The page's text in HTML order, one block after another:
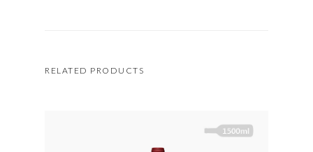
RELATED PRODUCTS